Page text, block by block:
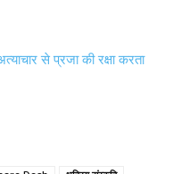
से प्रजा की रक्षा करता